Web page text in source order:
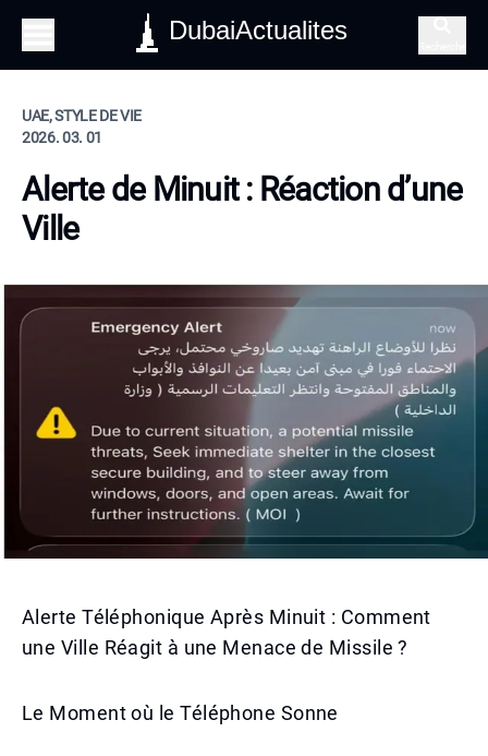
DubaiActualites
UAE, STYLE DE VIE
2026. 03. 01
Alerte de Minuit : Réaction d’une
Ville
Alerte Téléphonique Après Minuit : Comment
une Ville Réagit à une Menace de Missile ?
Le Moment où le Téléphone Sonne